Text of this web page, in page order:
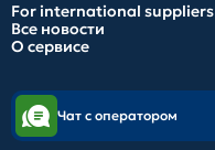
For international suppliers
Все новости
О сервисе
Чат с оператором